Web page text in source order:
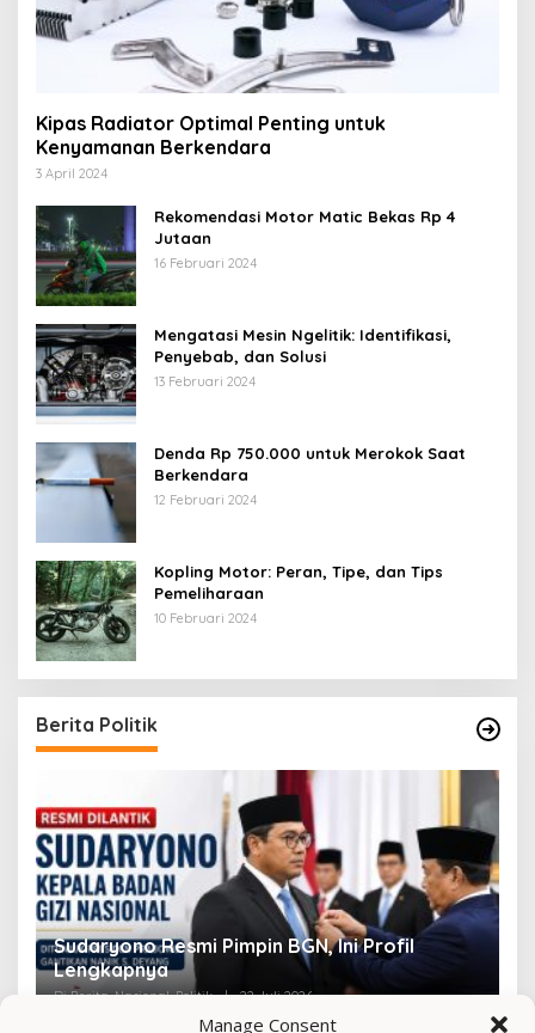
Manage Consent
Kipas Radiator Optimal Penting untuk
Kenyamanan Berkendara
3 April 2024
Rekomendasi Motor Matic Bekas Rp 4
Jutaan
16 Februari 2024
Mengatasi Mesin Ngelitik: Identifikasi,
Penyebab, dan Solusi
13 Februari 2024
Denda Rp 750.000 untuk Merokok Saat
Berkendara
12 Februari 2024
Kopling Motor: Peran, Tipe, dan Tips
Pemeliharaan
10 Februari 2024
Berita Politik
Viral! Amien Rais Singgung Prabowo, Ini
Faktanya
Di Berita, Nasional, Politik, Viral | 2 Mei 2026 Di